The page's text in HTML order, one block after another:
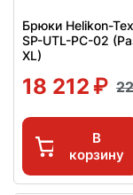
Брюки Helikon-
SP-UTL-PC-02
XL)
18 212
В
корзину